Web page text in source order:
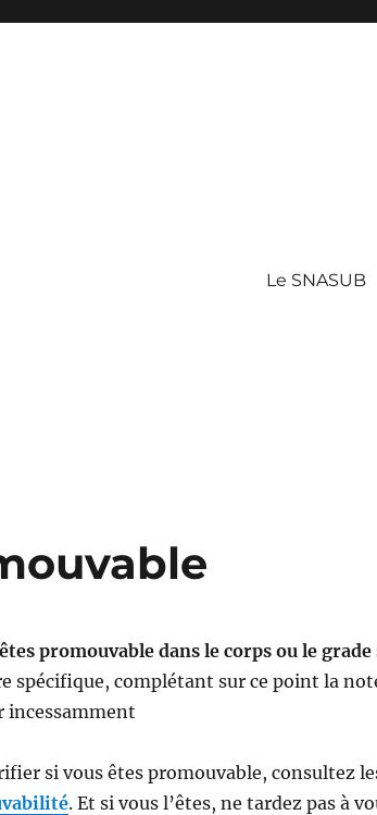
Le SNASUB
promouvable dans le corps ou le
spécifique, complétant sur ce point la
incessamment
si vous êtes promouvable, consultez
. Et si vous l’êtes, ne tardez pas à